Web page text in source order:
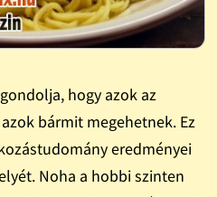
hogy azok az
bármit megehetnek. Ez
eredményei
Noha a hobbi szinten